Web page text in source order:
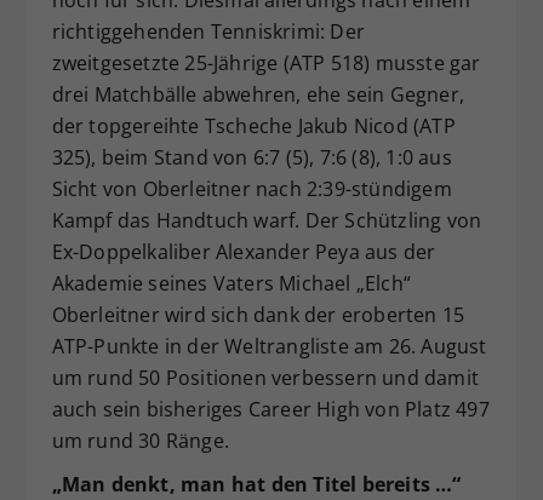
richtiggehenden Tenniskrimi: Der
zweitgesetzte 25-Jährige (ATP 518) musste gar
drei Matchbälle abwehren, ehe sein Gegner,
der topgereihte Tscheche Jakub Nicod (ATP
325), beim Stand von 6:7 (5), 7:6 (8), 1:0 aus
Sicht von Oberleitner nach 2:39-stündigem
Kampf das Handtuch warf. Der Schützling von
Ex-Doppelkaliber Alexander Peya aus der
Akademie seines Vaters Michael „Elch“
Oberleitner wird sich dank der eroberten 15
ATP-Punkte in der Weltrangliste am 26. August
um rund 50 Positionen verbessern und damit
auch sein bisheriges Career High von Platz 497
um rund 30 Ränge.
„Man denkt, man hat den Titel bereits …“